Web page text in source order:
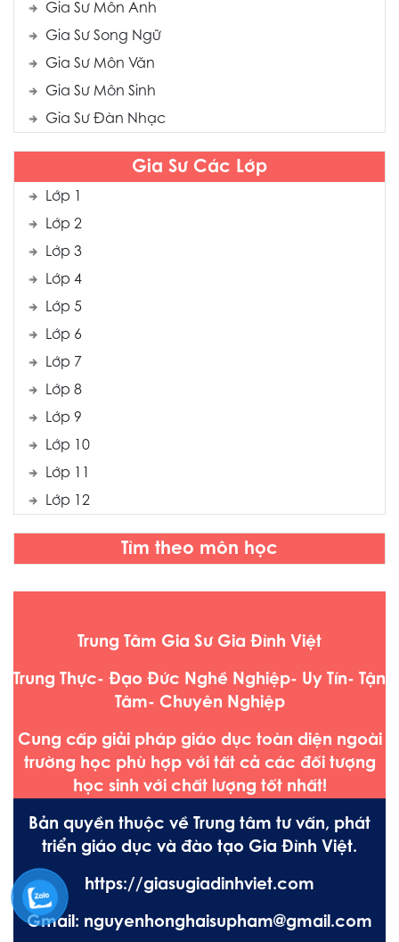
Gia Sư Môn Anh
Gia Sư Song Ngữ
Gia Sư Môn Văn
Gia Sư Môn Sinh
Gia Sư Đàn Nhạc
Gia Sư Các Lớp
Lớp 1
Lớp 2
Lớp 3
Lớp 4
Lớp 5
Lớp 6
Lớp 7
Lớp 8
Lớp 9
Lớp 10
Lớp 11
Lớp 12
Tìm theo môn học
Trung Tâm Gia Sư Gia Đình Việt
Trung Thực- Đạo Đức Nghề Nghiệp- Uy Tín- Tận
Tâm- Chuyên Nghiệp
Cung cấp giải pháp giáo dục toàn diện ngoài
trường học phù hợp với tất cả các đối tượng
học sinh với chất lượng tốt nhất!
Bản quyền thuộc về Trung tâm tư vấn, phát
triển giáo dục và đào tạo Gia Đình Việt.
https://giasugiadinhviet.com
Gmail: nguyenhonghaisupham@gmail.com